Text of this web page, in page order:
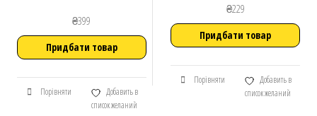
₴399
Придбати товар
Порівняти
Добавить в
список желаний
₴229
Придбати товар
Порівняти
Добавить в
список желаний